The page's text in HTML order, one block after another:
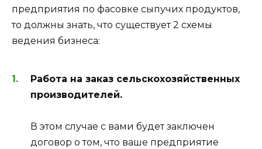
предприятия по фасовке сыпучих продуктов,
то должны знать, что существует 2 схемы
ведения бизнеса:
Работа на заказ сельскохозяйственных
производителей.
В этом случае с вами будет заключен
договор о том, что ваше предприятие